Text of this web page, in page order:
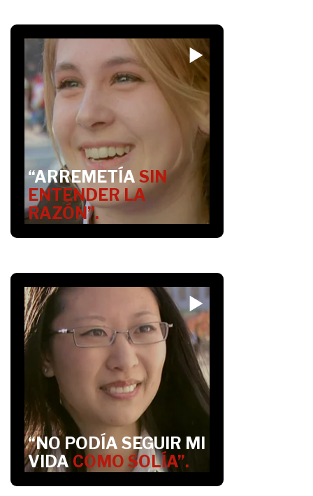
“ARREMETÍA SIN
ENTENDER LA
RAZÓN”.
“NO PODÍA SEGUIR MI
VIDA COMO SOLÍA”.